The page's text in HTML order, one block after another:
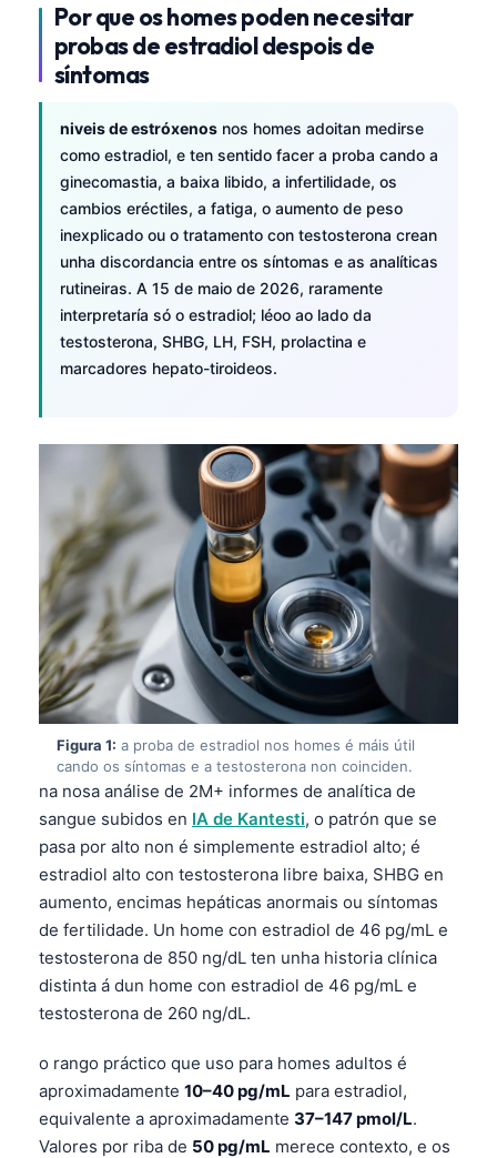
Por que os homes poden necesitar
probas de estradiol despois de
síntomas
niveis de estróxenos nos homes adoitan medirse
como estradiol, e ten sentido facer a proba cando a
ginecomastia, a baixa libido, a infertilidade, os
cambios eréctiles, a fatiga, o aumento de peso
inexplicado ou o tratamento con testosterona crean
unha discordancia entre os síntomas e as analíticas
rutineiras. A 15 de maio de 2026, raramente
interpretaría só o estradiol; léoo ao lado da
testosterona, SHBG, LH, FSH, prolactina e
marcadores hepato-tiroideos.
Figura 1: a proba de estradiol nos homes é máis útil
cando os síntomas e a testosterona non coinciden.
na nosa análise de 2M+ informes de analítica de
sangue subidos en IA de Kantesti, o patrón que se
pasa por alto non é simplemente estradiol alto; é
estradiol alto con testosterona libre baixa, SHBG en
aumento, encimas hepáticas anormais ou síntomas
de fertilidade. Un home con estradiol de 46 pg/mL e
testosterona de 850 ng/dL ten unha historia clínica
distinta á dun home con estradiol de 46 pg/mL e
testosterona de 260 ng/dL.
o rango práctico que uso para homes adultos é
aproximadamente 10–40 pg/mL para estradiol,
equivalente a aproximadamente 37–147 pmol/L.
Valores por riba de 50 pg/mL merece contexto, e os